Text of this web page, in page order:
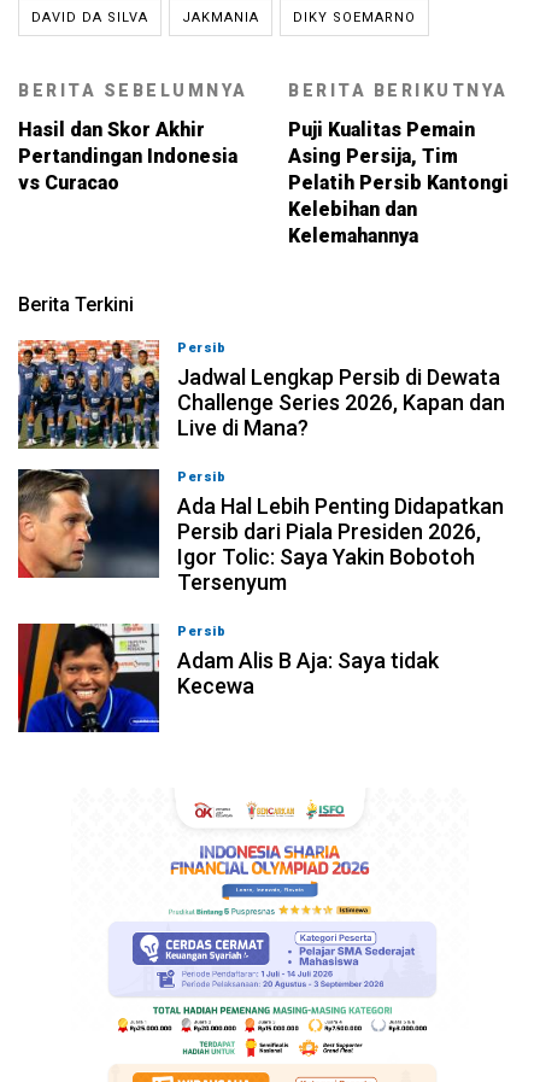
DAVID DA SILVA JAKMANIA DIKY SOEMARNO
BERITA SEBELUMNYA
Hasil dan Skor Akhir
Pertandingan Indonesia
vs Curacao
BERITA BERIKUTNYA
Puji Kualitas Pemain
Asing Persija, Tim
Pelatih Persib Kantongi
Kelebihan dan
Kelemahannya
Berita Terkini
Persib
Jadwal Lengkap Persib di Dewata
Challenge Series 2026, Kapan dan
Live di Mana?
Persib
Ada Hal Lebih Penting Didapatkan
Persib dari Piala Presiden 2026,
Igor Tolic: Saya Yakin Bobotoh
Tersenyum
Persib
Adam Alis B Aja: Saya tidak
Kecewa